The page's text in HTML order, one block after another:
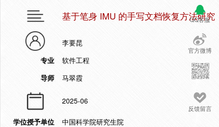
QQ客服
官方微博
反馈留言
基于笔身 IMU 的手写文档恢复方法研究
李要昆
专业
软件工程
导师
马翠霞
2025-06
学位授予单位
中国科学院研究生院